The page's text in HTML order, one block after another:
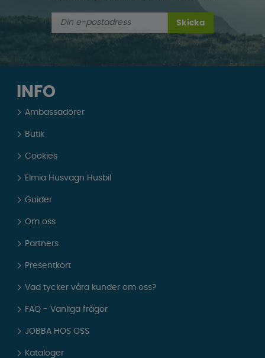
Skicka
INFO
Ambassadörer
Butik
Cookies
Elmia Husvagn Husbil
Guider
Om oss
Partners
Presentkort
Vad tycker våra kunder om oss?
FAQ - Vanliga frågor
JOBBA HOS OSS
Kataloger